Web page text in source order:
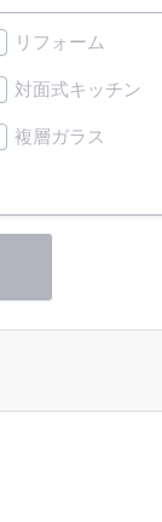
リフォーム
対面式キッチン
複層ガラス